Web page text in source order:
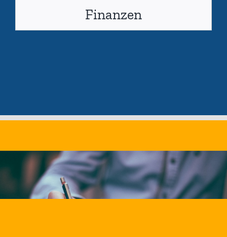
Finanzen